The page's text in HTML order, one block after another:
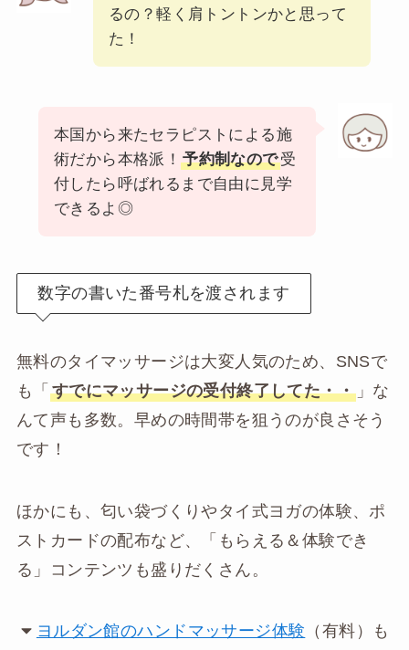
るの？軽く肩トントンかと思って
た！
本国から来たセラピストによる施
術だから本格派！予約制なので受
付したら呼ばれるまで自由に見学
できるよ◎
数字の書いた番号札を渡されます
無料のタイマッサージは大変人気のため、SNSで
も「 すでにマッサージの受付終了してた・・」な
んて声も多数。早めの時間帯を狙うのが良さそう
です！
ほかにも、匂い袋づくりやタイ式ヨガの体験、ポ
ストカードの配布など、「もらえる＆体験でき
る」コンテンツも盛りだくさん。
ヨルダン館のハンドマッサージ体験 （有料）も